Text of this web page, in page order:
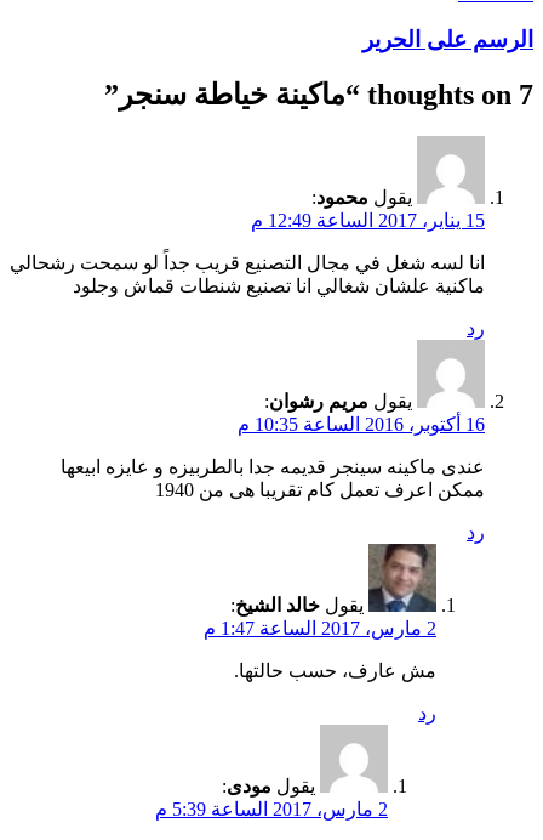
الرسم على الحرير
7 thoughts on “ ماكينة خياطة سنجر ”
يقول محمود:
15 يناير، 2017 الساعة 12:49 م
انا لسه شغل في مجال التصنيع قريب جداً لو سمحت رشحالي
ماكنية علشان شغالي انا تصنيع شنطات قماش وجلود
رد
يقول مريم رشوان:
16 أكتوبر، 2016 الساعة 10:35 م
عندى ماكينه سينجر قديمه جدا بالطربيزه و عايزه ابيعها
ممكن اعرف تعمل كام تقريبا هى من 1940
رد
يقول خالد الشيخ:
2 مارس، 2017 الساعة 1:47 م
مش عارف، حسب حالتها.
رد
يقول مودى:
2 مارس، 2017 الساعة 5:39 م